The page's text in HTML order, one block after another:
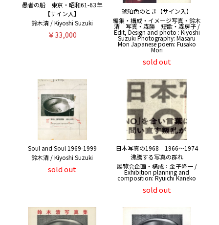
愚者の船 東京・昭和61-63年
【サイン入】
鈴木清 / Kiyoshi Suzuki
￥33,000
琥珀色のとき【サイン入】
編集・構成・イメージ写真・鈴木
清 写真・森勝 短歌・森房子 /
Edit, Design and photo : Kiyoshi
Suzuki Photography: Masaru
Mori Japanese poem: Fusako
Mori
sold out
Soul and Soul 1969-1999
鈴木清 / Kiyoshi Suzuki
sold out
日本写真の1968 1966〜1974
沸騰する写真の群れ
展覧会企画・構成：金子隆一 /
Exhibition planning and
composition: Ryuichi Kaneko
sold out